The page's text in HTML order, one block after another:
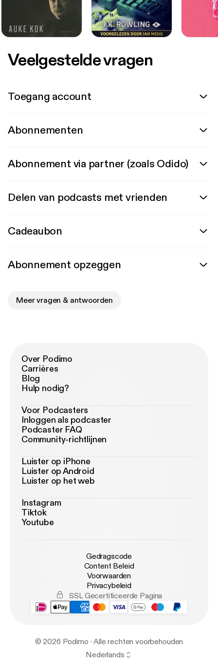
Veelgestelde vragen
Toegang account
Abonnementen
Abonnement via partner (zoals Odido)
Delen van podcasts met vrienden
Cadeaubon
Abonnement opzeggen
Meer vragen & antwoorden
Over Podimo
Carrières
Blog
Hulp nodig?
Voor Podcasters
Inloggen als podcaster
Podcaster FAQ
Community-richtlijnen
Luister op iPhone
Luister op Android
Luister op het web
Instagram
Tiktok
Youtube
Gedragscode
Content Beleid
Voorwaarden
Privacybeleid
SSL Gecertificeerde Pagina
© 2026 Podimo · Alle rechten voorbehouden
Nederlands